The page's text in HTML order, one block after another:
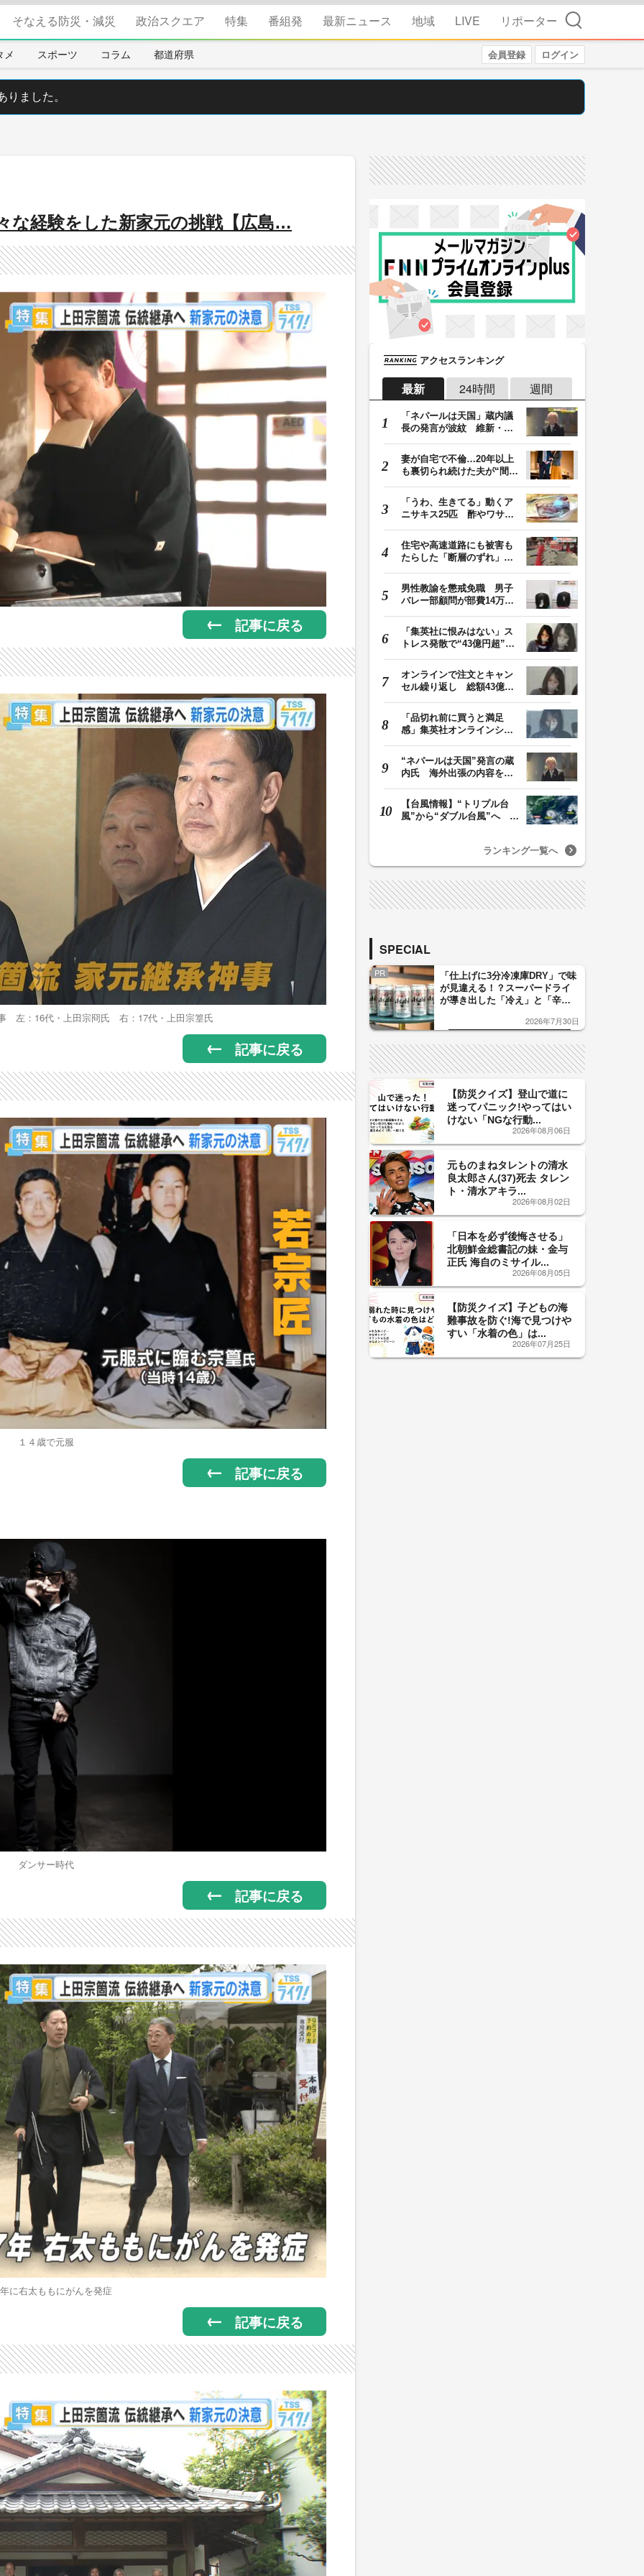
そなえる防災・減災 政治スクエア 特集 番組発 最新ニュース 地域 LIVE リポーター 検索
メ スポーツ コラム 都道府県 会員登録 ログイン
ました。
経験をした新家元の挑戦【広島…
記事に戻る
左：16代・上田宗冏氏 右：17代・上田宗篁氏
記事に戻る
１４歳で元服
記事に戻る
ダンサー時代
記事に戻る
に右太ももにがんを発症
記事に戻る
アクセスランキング
最新 24時間 週間
「ネパールは天国」蔵内議
長の発言が波紋 維新・吉
妻が自宅で不倫…20年以上
も裏切られ続けた夫が“間
「うわ、生きてる」動くア
ニサキス25匹 酢やワサビ
住宅や高速道路にも被害も
たらした「断層のずれ」
男性教諭を懲戒免職 男子
バレー部顧問が部費14万円
「集英社に恨みはない」ス
トレス発散で“43億円超”の
オンラインで注文とキャン
セル繰り返し 総額43億円
「品切れ前に買うと満足
感」集英社オンラインショ
“ネパールは天国”発言の蔵
内氏 海外出張の内容を説
【台風情報】“トリプル台
風”から“ダブル台風”へ 13
ランキング一覧へ
SPECIAL
PR
「仕上げに3分冷凍庫DRY」で味
が見違える！？スーパードライ
が導き出した「冷え」と「辛
した「辛口カーブ」が飲み頃の
2026年7月30日
【防災クイズ】登山で道に
迷ってパニック!やってはい
けない「NGな行動...
2026年08月06日
元ものまねタレントの清水
良太郎さん(37)死去 タレン
ト・清水アキラ...
2026年08月02日
「日本を必ず後悔させる」
北朝鮮金総書記の妹・金与
正氏 海自のミサイル...
2026年08月05日
【防災クイズ】子どもの海
難事故を防ぐ!海で見つけや
すい「水着の色」は...
2026年07月25日